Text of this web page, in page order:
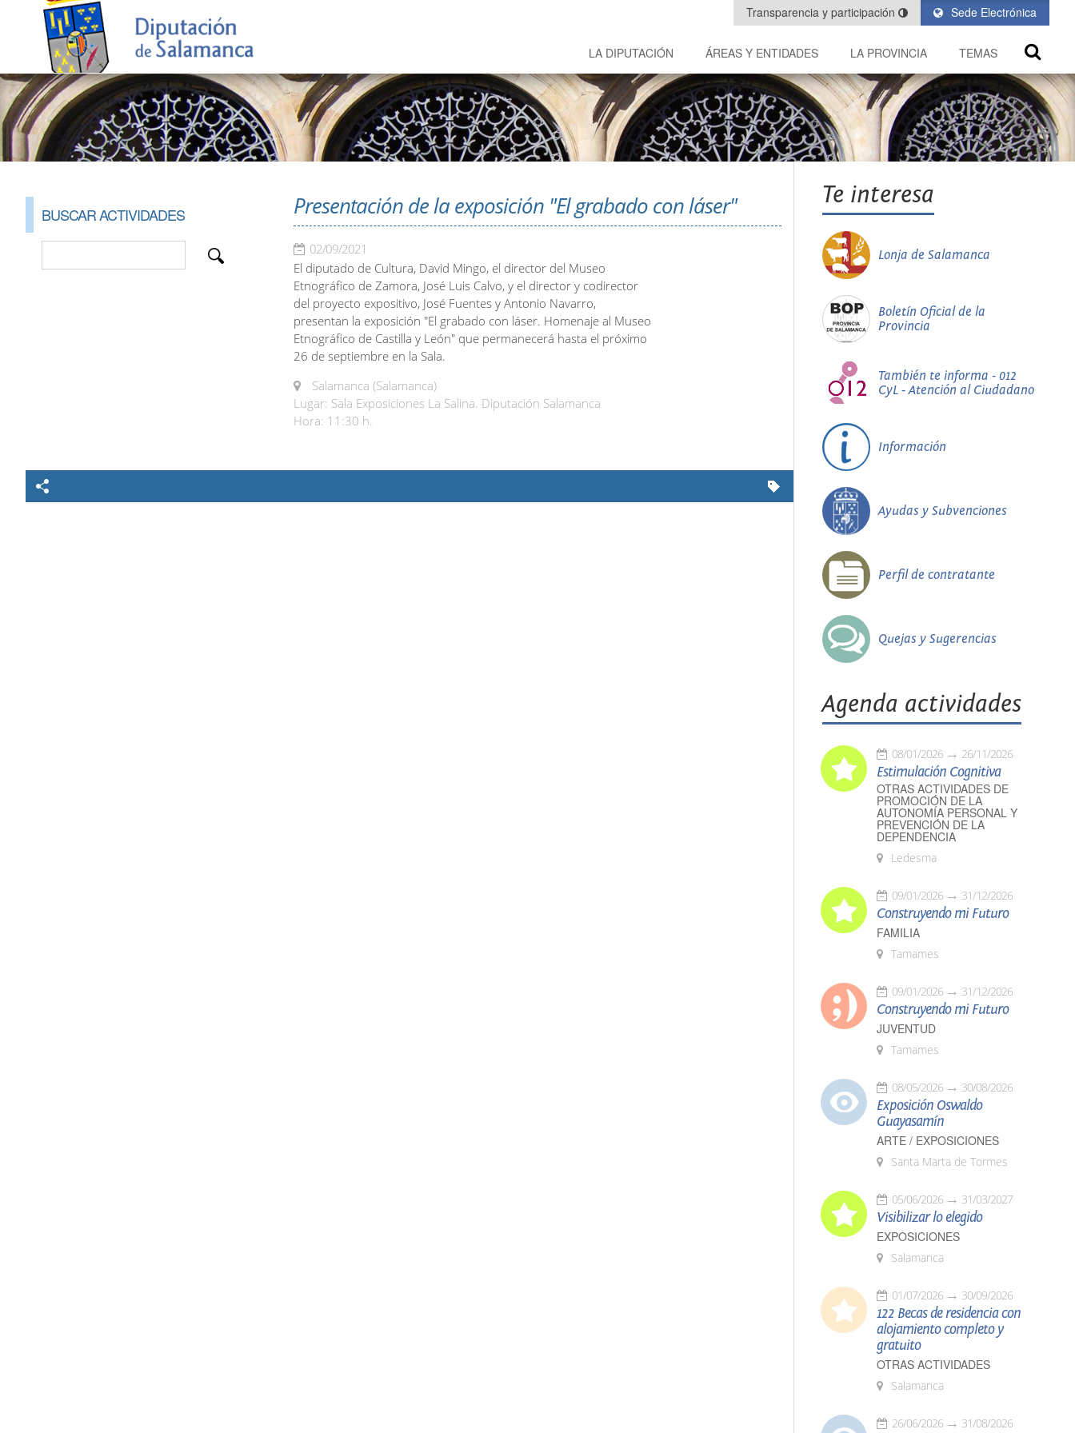
Sede Electrónica
Transparencia y participación
LA DIPUTACIÓN ÁREAS Y ENTIDADES LA PROVINCIA TEMAS
BUSCAR ACTIVIDADES Presentación de la exposición "El grabado con láser"
02/09/2021
El diputado de Cultura, David Mingo, el director del Museo
Etnográfico de Zamora, José Luis Calvo, y el director y codirector
del proyecto expositivo, José Fuentes y Antonio Navarro,
presentan la exposición "El grabado con láser. Homenaje al Museo
Etnográfico de Castilla y León" que permanecerá hasta el próximo
26 de septiembre en la Sala.
Salamanca (Salamanca)
Lugar: Sala Exposiciones La Salina. Diputación Salamanca
Hora: 11:30 h.
Te interesa
Lonja de Salamanca
Boletín Oficial de la
Provincia
También te informa - 012
CyL - Atención al Ciudadano
Información
Ayudas y Subvenciones
Perfil de contratante
Quejas y Sugerencias
Agenda actividades
08/01/2026 26/11/2026
Estimulación Cognitiva
OTRAS ACTIVIDADES DE
PROMOCIÓN DE LA
AUTONOMÍA PERSONAL Y
PREVENCIÓN DE LA
DEPENDENCIA
Ledesma
09/01/2026 31/12/2026
Construyendo mi Futuro
FAMILIA
Tamames
09/01/2026 31/12/2026
Construyendo mi Futuro
JUVENTUD
Tamames
08/05/2026 30/08/2026
Exposición Oswaldo
Guayasamín
ARTE / EXPOSICIONES
Santa Marta de Tormes
05/06/2026 31/03/2027
Visibilizar lo elegido
EXPOSICIONES
Salamanca
01/07/2026 30/09/2026
122 Becas de residencia con
alojamiento completo y
gratuito
OTRAS ACTIVIDADES
Salamanca
26/06/2026 31/08/2026